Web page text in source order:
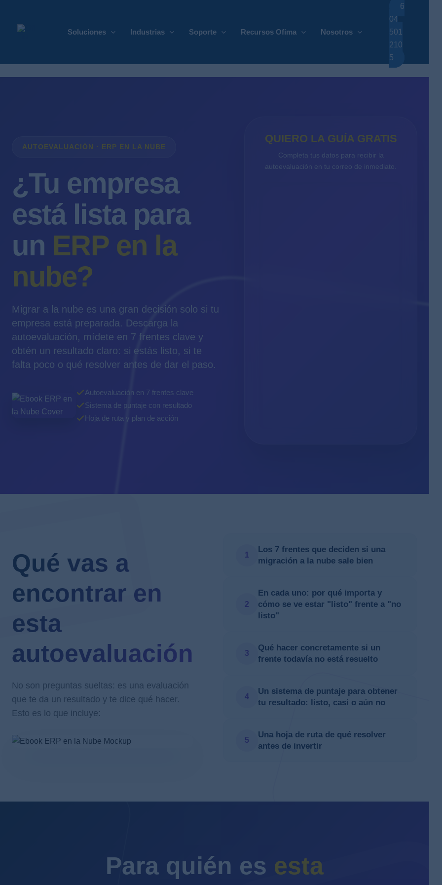
contenido
Soluciones Industrias Soporte Recursos Ofima Nosotros
6
04
501
210
5
AUTOEVALUACIÓN · ERP EN LA NUBE
¿Tu empresa
está lista para
un ERP en la
nube?
Migrar a la nube es una gran decisión solo si tu
empresa está preparada. Descarga la
autoevaluación, mídete en 7 frentes clave y
obtén un resultado claro: si estás listo, si te
falta poco o qué resolver antes de dar el paso.
Autoevaluación en 7 frentes clave
Sistema de puntaje con resultado
Hoja de ruta y plan de acción
QUIERO LA GUÍA GRATIS
Completa tus datos para recibir la
autoevaluación en tu correo de inmediato.
Qué vas a
encontrar en
esta
autoevaluación
No son preguntas sueltas: es una evaluación
que te da un resultado y te dice qué hacer.
Esto es lo que incluye:
1
Los 7 frentes que deciden si una
migración a la nube sale bien
2
En cada uno: por qué importa y
cómo se ve estar "listo" frente a "no
listo"
3
Qué hacer concretamente si un
frente todavía no está resuelto
4
Un sistema de puntaje para obtener
tu resultado: listo, casi o aún no
5
Una hoja de ruta de qué resolver
antes de invertir
Para quién es esta